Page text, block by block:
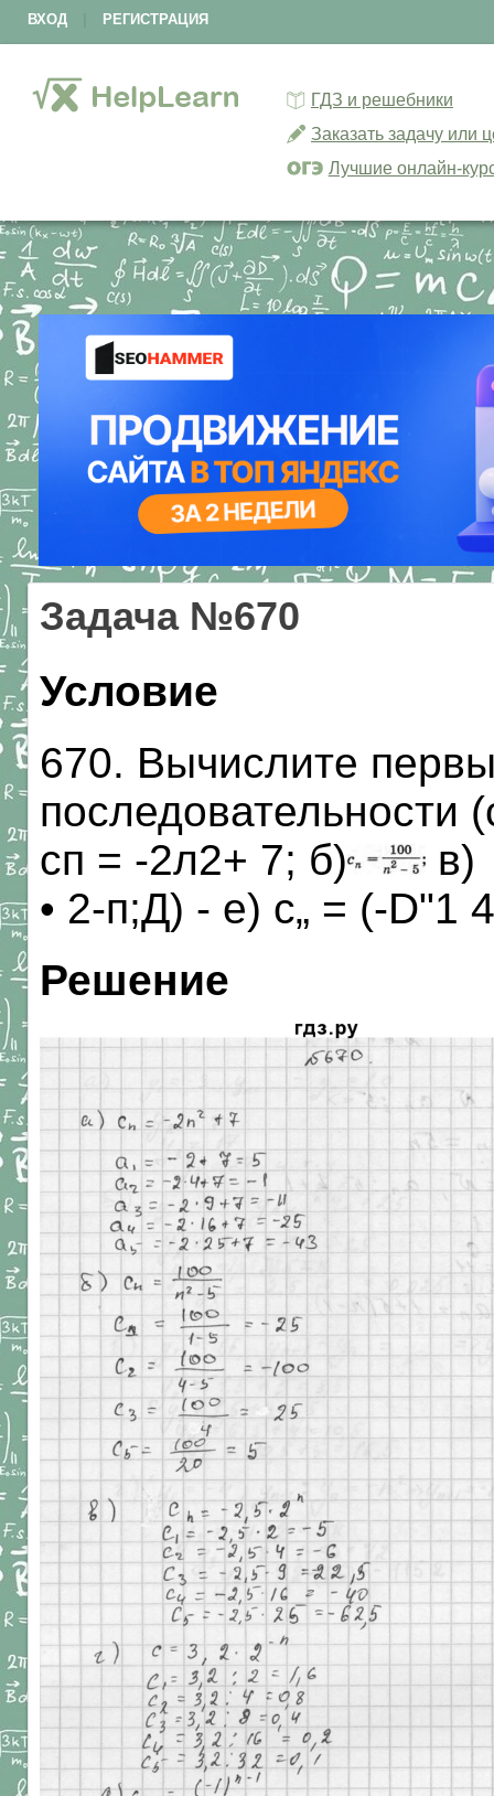
ВХОД РЕГИСТРАЦИЯ
ГДЗ и решебники
Заказать задачу или
Лучшие онлайн-
Задача №670
Условие
670. Вычислите
последовательности
сп = -2л2+ 7; б)
в)
• 2-п;Д) - е) с„ = (-D"1
Решение